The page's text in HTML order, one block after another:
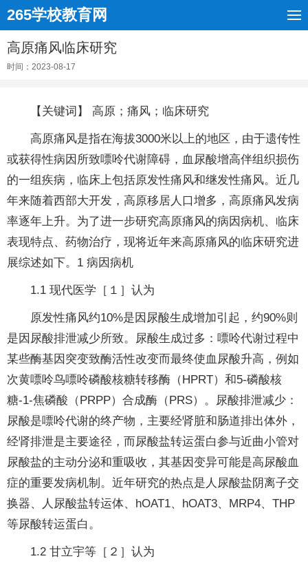
265学校教育网
高原痛风临床研究
时间：2023-08-17
【关键词】 高原；痛风；临床研究
高原痛风是指在海拔3000米以上的地区，由于遗传性
或获得性病因所致嘌呤代谢障碍，血尿酸增高伴组织损伤
的一组疾病，临床上包括原发性痛风和继发性痛风。近几
年来随着西部大开发，高原移居人口增多，高原痛风发病
率逐年上升。为了进一步研究高原痛风的病因病机、临床
表现特点、药物治疗，现将近年来高原痛风的临床研究进
展综述如下。1 病因病机
1.1 现代医学［１］认为
原发性痛风约10%是因尿酸生成增加引起，约90%则
是因尿酸排泄减少所致。尿酸生成过多：嘌呤代谢过程中
某些酶基因突变致酶活性改变而最终使血尿酸升高，例如
次黄嘌呤鸟嘌呤磷酸核糖转移酶（HPRT）和5-磷酸核
糖-1-焦磷酸（PRPP）合成酶（PRS）。尿酸排泄减少：
尿酸是嘌呤代谢的终产物，主要经肾脏和肠道排出体外，
经肾排泄是主要途径，而尿酸盐转运蛋白参与近曲小管对
尿酸盐的主动分泌和重吸收，其基因变异可能是高尿酸血
症的重要发病机制。近年研究的热点是人尿酸盐阴离子交
换器、人尿酸盐转运体、hOAT1、hOAT3、MRP4、THP
等尿酸转运蛋白。
1.2 甘立宇等［２］认为